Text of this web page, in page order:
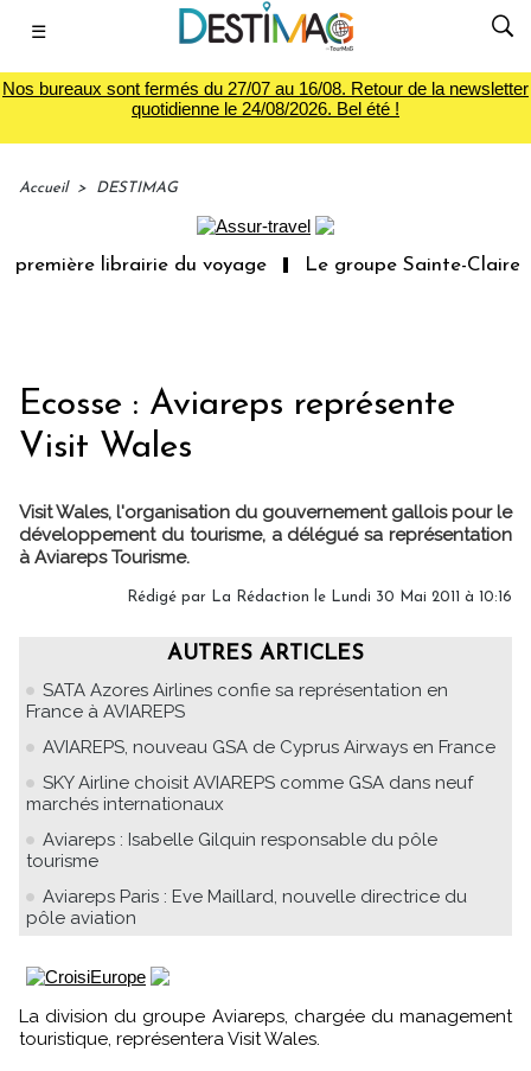
☰
Nos bureaux sont fermés du 27/07 au 16/08. Retour de la newsletter
quotidienne le 24/08/2026. Bel été !
Accueil > DESTIMAG
librairie du voyage Le groupe Sainte-Claire
Ecosse : Aviareps représente
Visit Wales
Visit Wales, l'organisation du gouvernement gallois pour le
développement du tourisme, a délégué sa représentation
à Aviareps Tourisme.
Rédigé par La Rédaction le Lundi 30 Mai 2011 à 10:16
AUTRES ARTICLES
SATA Azores Airlines confie sa représentation en
France à AVIAREPS
AVIAREPS, nouveau GSA de Cyprus Airways en France
SKY Airline choisit AVIAREPS comme GSA dans neuf
marchés internationaux
Aviareps : Isabelle Gilquin responsable du pôle
tourisme
Aviareps Paris : Eve Maillard, nouvelle directrice du
pôle aviation
La division du groupe Aviareps, chargée du management
touristique, représentera Visit Wales.